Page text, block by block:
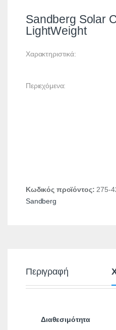
Sandberg Solar
LightWeight
Χαρακτηριστικά:
Περιεχόμενα:
Κωδικός προϊόντος: 275-
Sandberg
Περιγραφή
Διαθεσιμότητα